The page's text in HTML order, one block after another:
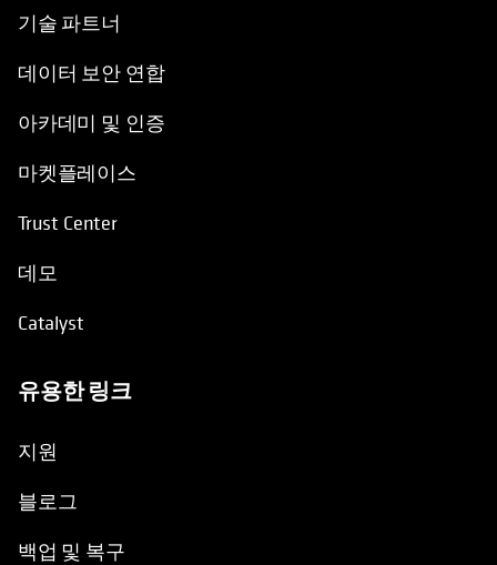
기술 파트너
데이터 보안 연합
아카데미 및 인증
마켓플레이스
Trust Center
데모
Catalyst
유용한 링크
지원
블로그
백업 및 복구